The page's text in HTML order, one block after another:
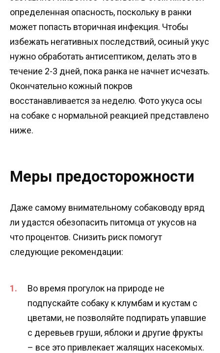
определенная опасность, поскольку в ранки
может попасть вторичная инфекция. Чтобы
избежать негативных последствий, осиный укус
нужно обработать антисептиком, делать это в
течение 2-3 дней, пока ранка не начнет исчезать.
Окончательно кожный покров
восстанавливается за неделю. Фото укуса осы
на собаке с нормальной реакцией представлено
ниже.
Меры предосторожности
Даже самому внимательному собаководу вряд
ли удастся обезопасить питомца от укусов на
что процентов. Снизить риск помогут
следующие рекомендации:
Во время прогулок на природе не
подпускайте собаку к клумбам и кустам с
цветами, не позволяйте подпирать упавшие
с деревьев груши, яблоки и другие фрукты
– все это привлекает жалящих насекомых.